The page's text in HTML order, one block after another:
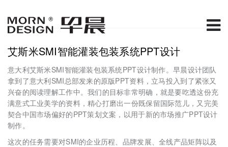
艾斯米SMI智能灌装包装系统PPT设计
意大利艾斯米SMI智能灌装包装系统PPT设计制作。早晨设计团队
拿到了意大利SMI总部发来的原版PPT资料，立马投入到了紧张又
兴奋的阅读理解工作中。我们的目标非常明确，就是要吃透这份充
满意式工业美学的资料，精心打磨出一份既保留国际范儿，又完美
契合中国市场偏好的PPT策划文案，以用于新的市场推广PPT设计
制作。
这次的任务需要对SMI的企业历程、品牌发展、全线产品矩阵以及